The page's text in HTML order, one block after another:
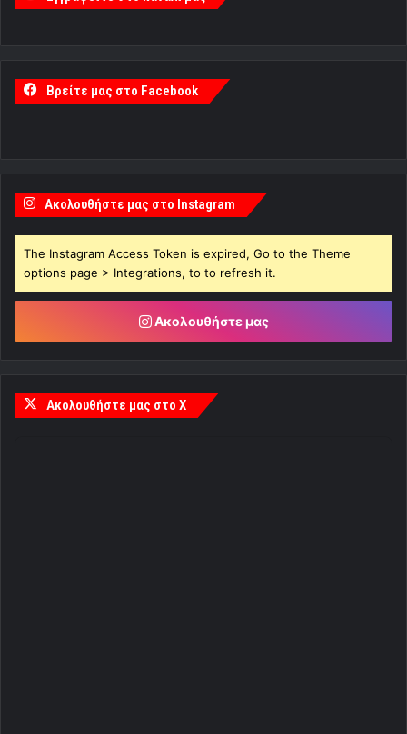
Βρείτε μας στο Facebook
Ακολουθήστε μας στο Instagram
The Instagram Access Token is expired, Go to the Theme
options page > Integrations, to to refresh it.
Ακολουθήστε μας
Ακολουθήστε μας στο X